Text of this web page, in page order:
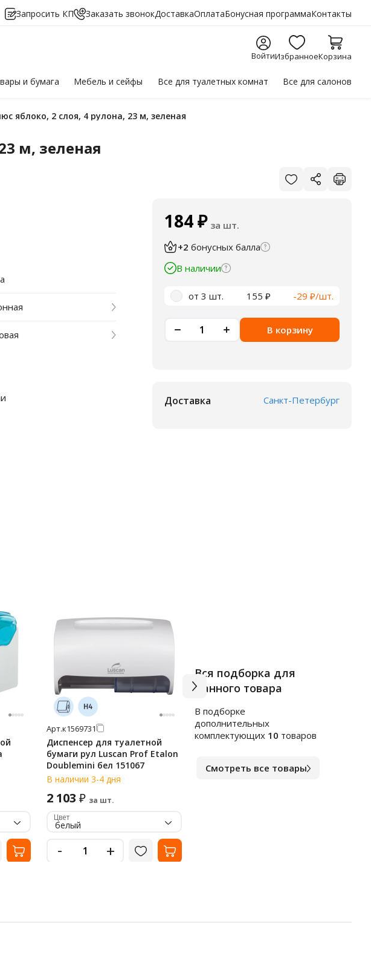
Запросить КП Заказать звонокДоставкаОплатаБонусная программаКонтакты
ВойтиИзбранноеКорзина
и бумага Мебельи сейфы Все для туалетных комнат Все для салонов
яблоко, 2 слоя, 4 рулона, 23 м, зеленая
м, зеленая
184₽ за шт.
+2 бонусных балла
В наличии
от 3 шт. 155 ₽ -29 ₽/шт.
В корзину
Доставка Санкт-Петербург
Арт.к1569731
Диспенсер для туалетной
бумаги рул Luscan Prof Etalon
Doublemini бел 151067
В наличии 3-4 дня
2 103 ₽ за шт.
Цвет
белый
- +
Арт.к1653733
Диспенсер для туалетной
Doublemini чер 151067
Вся подборка для
данного товара
В подборке
дополнительных
комплектующих 10 товаров
Смотреть все товары